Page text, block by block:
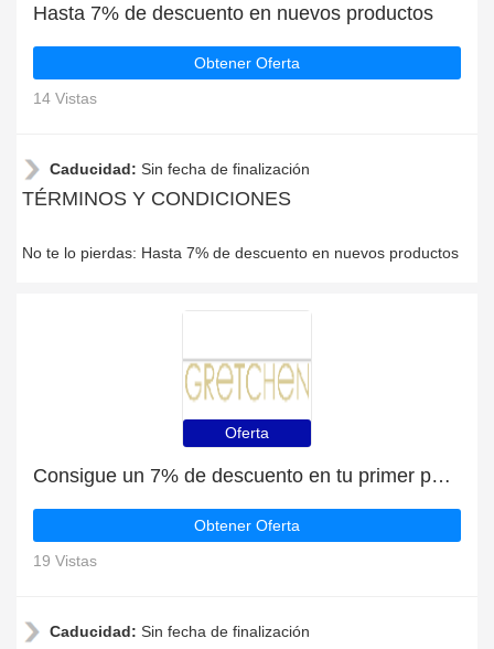
Hasta 7% de descuento en nuevos productos
Obtener Oferta
14 Vistas
Caducidad: Sin fecha de finalización
TÉRMINOS Y CONDICIONES
No te lo pierdas: Hasta 7% de descuento en nuevos productos
Oferta
Consigue un 7% de descuento en tu primer pedido en Mygretchen
Obtener Oferta
19 Vistas
Caducidad: Sin fecha de finalización